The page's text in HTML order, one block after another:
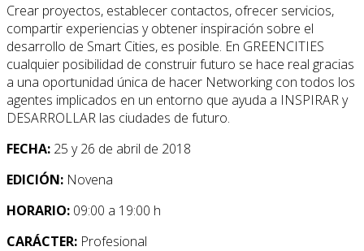
Crear proyectos, establecer contactos, ofrecer servicios,
compartir experiencias y obtener inspiración sobre el
desarrollo de Smart Cities, es posible. En GREENCITIES
cualquier posibilidad de construir futuro se hace real gracias
a una oportunidad única de hacer Networking con todos los
agentes implicados en un entorno que ayuda a INSPIRAR y
DESARROLLAR las ciudades de futuro.
FECHA: 25 y 26 de abril de 2018
EDICIÓN: Novena
HORARIO: 09:00 a 19:00 h
CARÁCTER: Profesional